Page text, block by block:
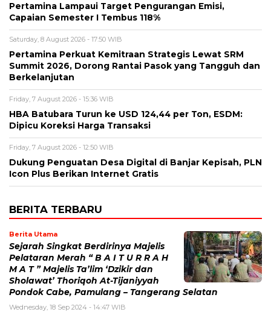
Pertamina Lampaui Target Pengurangan Emisi,
Capaian Semester I Tembus 118%
Saturday, 8 August 2026 - 17:50 WIB
Pertamina Perkuat Kemitraan Strategis Lewat SRM
Summit 2026, Dorong Rantai Pasok yang Tangguh dan
Berkelanjutan
Friday, 7 August 2026 - 15:36 WIB
HBA Batubara Turun ke USD 124,44 per Ton, ESDM:
Dipicu Koreksi Harga Transaksi
Friday, 7 August 2026 - 12:50 WIB
Dukung Penguatan Desa Digital di Banjar Kepisah, PLN
Icon Plus Berikan Internet Gratis
BERITA TERBARU
Berita Utama
Sejarah Singkat Berdirinya Majelis
Pelataran Merah “ B A I T U R R A H
M A T ” Majelis Ta’lim ‘Dzikir dan
Sholawat’ Thoriqoh At-Tijaniyyah
Pondok Cabe, Pamulang – Tangerang Selatan
Wednesday, 18 Sep 2024 - 14:47 WIB